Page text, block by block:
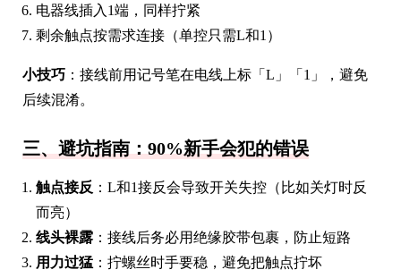
电器线插入1端，同样拧紧
剩余触点按需求连接（单控只需L和1）
小技巧 ：接线前用记号笔在电线上标「L」「1」，避免
后续混淆。
三、避坑指南：90%新手会犯的错误
触点接反 ：L和1接反会导致开关失控（比如关灯时反
而亮）
线头裸露 ：接线后务必用绝缘胶带包裹，防止短路
用力过猛 ：拧螺丝时手要稳，避免把触点拧坏